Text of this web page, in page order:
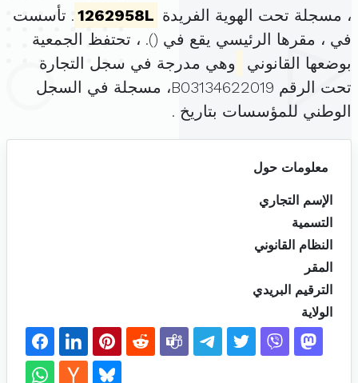
، مسجلة تحت الهوية الفريدة 1262958L . تأسست
في ، مقرها الرئيسي يقع في (). ، تحتفظ الجمعية
بوضعها القانوني
وهي مدرجة في سجل التجارة
تحت الرقم B03134622019، مسجلة في السجل
الوطني للمؤسسات بتاريخ .
معلومات حول
الإسم التجاري
التسمية
النظام القانوني
المقر
الترقيم البريدي
الولاية